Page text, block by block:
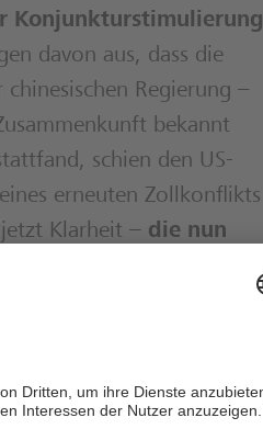
Konjunkturstimulierung
davon aus, dass die
Regierung –
bekannt
schien den US-
erneuten Zollkonflikts
Klarheit – die nun
Erwartungen zurück
1,4 Billionen
vergangenen Wochen